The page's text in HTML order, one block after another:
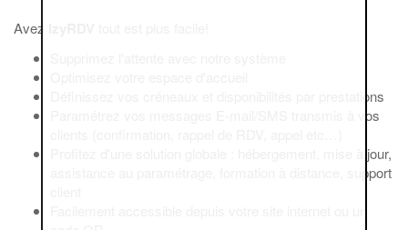
Avez
Définissez vos créneaux et disponibilités par prestations
Paramétrez vos messages E-mail/SMS transmis à vos
Profitez d'une solution globale : hébergement, mise à jour,
assistance au paramétrage, formation à distance, support